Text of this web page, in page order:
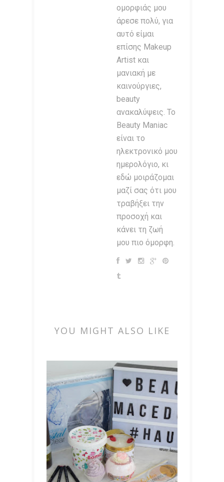
ομορφιάς μου
άρεσε πολύ, για
αυτό είμαι
επίσης Makeup
Artist και
μανιακή με
καινούργιες,
beauty
ανακαλύψεις. Το
Beauty Maniac
είναι το
ηλεκτρονικό μου
ημερολόγιο, κι
εδώ μοιράζομαι
μαζί σας ότι μου
τραβήξει την
προσοχή και
κάνει τη ζωή
μου πιο όμορφη.
YOU MIGHT ALSO LIKE